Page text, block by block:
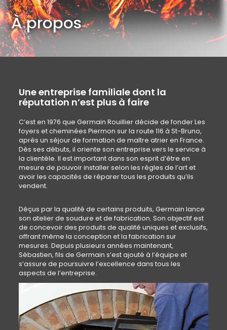
À propos
Une entreprise familiale dont la
réputation n’est plus à faire
C’est en 1976 que Germain Rouillier décide de fonder Les
foyers et cheminées Piermon sur la route 116 à St-Bruno,
après un séjour de formation de maître atrier en France.
Dès ses débuts, il oriente son entreprise vers le service à
la clientèle. Il est important dans son esprit d’être en
mesure de pouvoir installer selon les règles de l’art et
avoir les capacités de réparer tous les produits qu’ils
vendent.
Déçus par la qualité de certains produits, Germain lance
son atelier de soudure et de fabrication. Son objectif est
de concevoir des produits de qualité uniques et exclusifs,
offrant même la conception et la fabrication sur
mesures. Depuis plusieurs années maintenant,
Sébastien, fils de Germain s’est ajouté à l’équipe et
s’assure de poursuivre l’excellence dans tous les
aspects de l’entreprise.